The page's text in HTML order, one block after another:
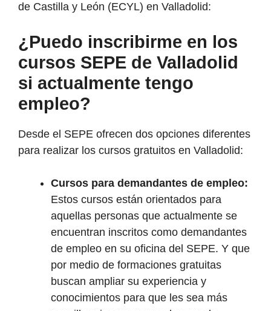
de Castilla y León (ECYL) en Valladolid:
¿Puedo inscribirme en los
cursos SEPE de Valladolid
si actualmente tengo
empleo?
Desde el SEPE ofrecen dos opciones diferentes
para realizar los cursos gratuitos en Valladolid:
Cursos para demandantes de empleo:
Estos cursos están orientados para
aquellas personas que actualmente se
encuentran inscritos como demandantes
de empleo en su oficina del SEPE. Y que
por medio de formaciones gratuitas
buscan ampliar su experiencia y
conocimientos para que les sea más